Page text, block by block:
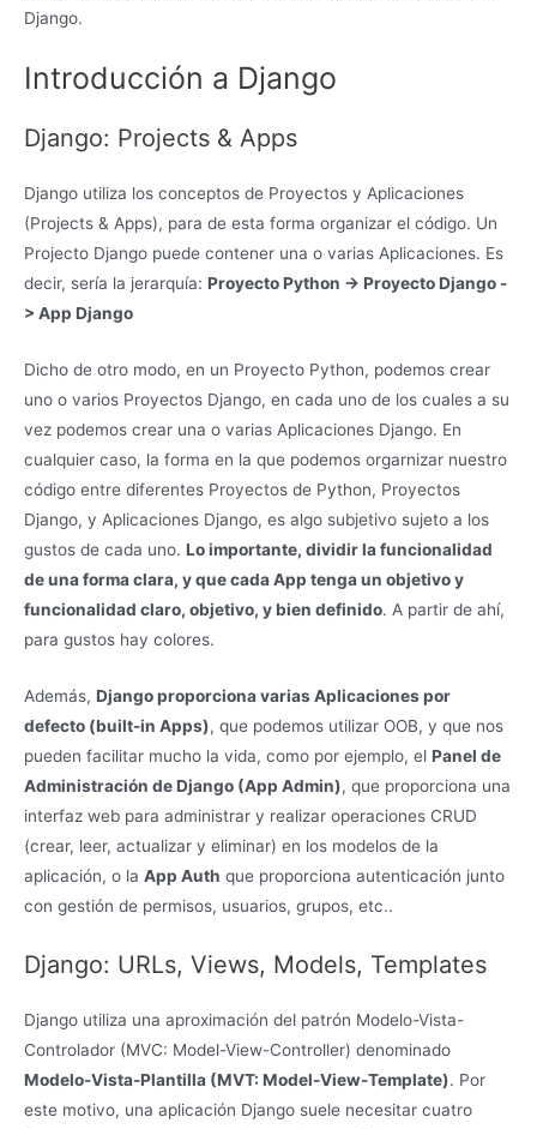
Django.
Introducción a Django
Django: Projects & Apps
Django utiliza los conceptos de Proyectos y Aplicaciones
(Projects & Apps), para de esta forma organizar el código. Un
Projecto Django puede contener una o varias Aplicaciones. Es
decir, sería la jerarquía: Proyecto Python -> Proyecto Django -
> App Django
Dicho de otro modo, en un Proyecto Python, podemos crear
uno o varios Proyectos Django, en cada uno de los cuales a su
vez podemos crear una o varias Aplicaciones Django. En
cualquier caso, la forma en la que podemos orgarnizar nuestro
código entre diferentes Proyectos de Python, Proyectos
Django, y Aplicaciones Django, es algo subjetivo sujeto a los
gustos de cada uno. Lo importante, dividir la funcionalidad
de una forma clara, y que cada App tenga un objetivo y
funcionalidad claro, objetivo, y bien definido. A partir de ahí,
para gustos hay colores.
Además, Django proporciona varias Aplicaciones por
defecto (built-in Apps), que podemos utilizar OOB, y que nos
pueden facilitar mucho la vida, como por ejemplo, el Panel de
Administración de Django (App Admin), que proporciona una
interfaz web para administrar y realizar operaciones CRUD
(crear, leer, actualizar y eliminar) en los modelos de la
aplicación, o la App Auth que proporciona autenticación junto
con gestión de permisos, usuarios, grupos, etc..
Django: URLs, Views, Models, Templates
Django utiliza una aproximación del patrón Modelo-Vista-
Controlador (MVC: Model-View-Controller) denominado
Modelo-Vista-Plantilla (MVT: Model-View-Template). Por
este motivo, una aplicación Django suele necesitar cuatro